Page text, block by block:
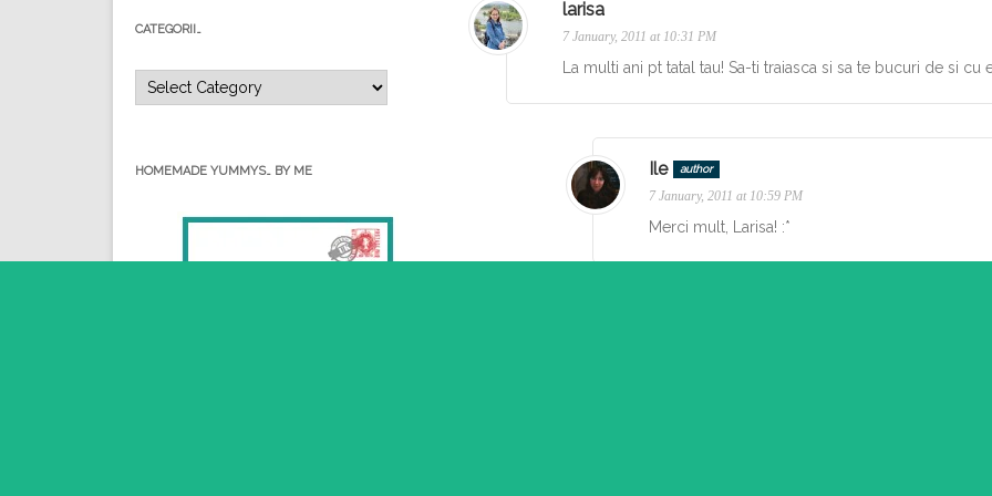
larisa
7 January, 2011 at 10:31 PM
La multi ani pt tatal tau! Sa-ti traiasca si sa te bucuri de si cu
Ile author
7 January, 2011 at 10:59 PM
Merci mult, Larisa! :*
CATEGORII…
HOMEMADE YUMMYS… BY ME